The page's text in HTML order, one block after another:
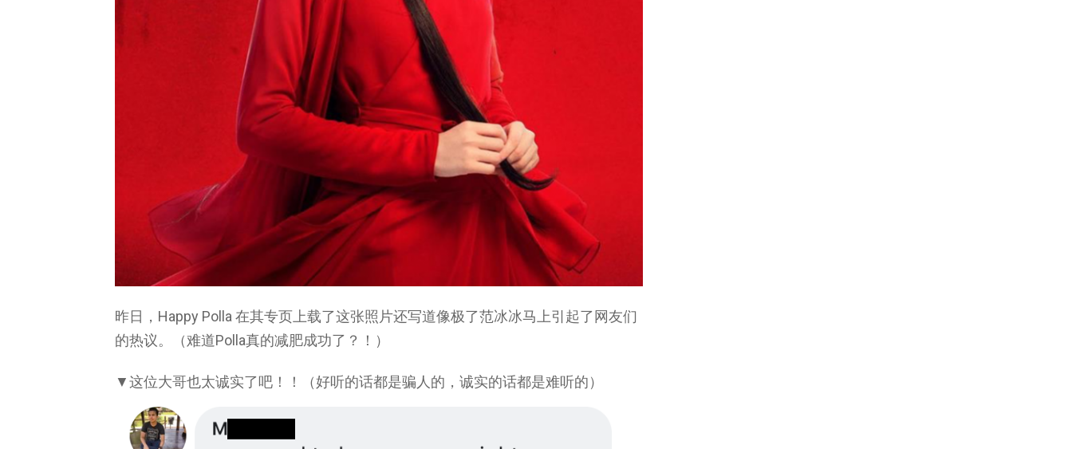
昨日，Happy Polla 在其专页上载了这张照片还写道像极了范冰冰马上引起了网友们
的热议。（难道Polla真的减肥成功了？！）
▼这位大哥也太诚实了吧！！（好听的话都是骗人的，诚实的话都是难听的）